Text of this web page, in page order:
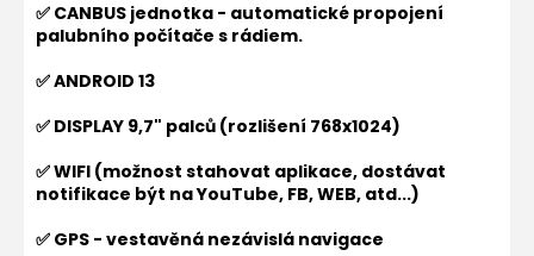
✅ CANBUS jednotka - automatické propojení
palubního počítače s rádiem.
✅ ANDROID 13
✅ DISPLAY 9,7" palců (rozlišení 768x1024)
✅ WIFI (možnost stahovat aplikace, dostávat
notifikace být na YouTube, FB, WEB, atd...)
✅ GPS - vestavěná nezávislá navigace